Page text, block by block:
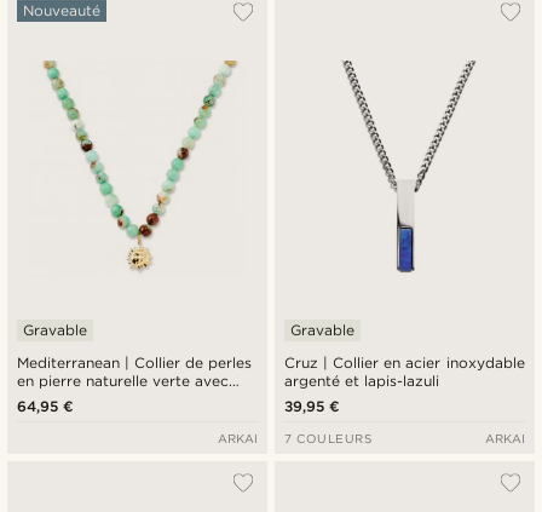
Mediterranean | Collier de perles
en pierre naturelle verte avec
pendentif soleil
Nouveauté
Gravable
64,95 €
ARKAI
Cruz | Collier en acier inoxydable
argenté et lapis-lazuli
Gravable
39,95 €
7 COULEURS ARKAI